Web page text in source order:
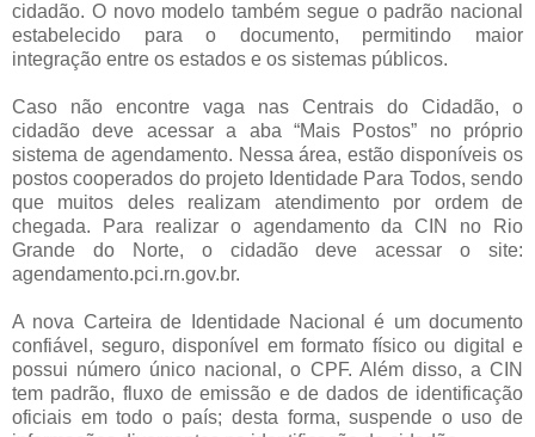
cidadão. O novo modelo também segue o padrão nacional
estabelecido para o documento, permitindo maior
integração entre os estados e os sistemas públicos.
Caso não encontre vaga nas Centrais do Cidadão, o
cidadão deve acessar a aba “Mais Postos” no próprio
sistema de agendamento. Nessa área, estão disponíveis os
postos cooperados do projeto Identidade Para Todos, sendo
que muitos deles realizam atendimento por ordem de
chegada. Para realizar o agendamento da CIN no Rio
Grande do Norte, o cidadão deve acessar o site:
agendamento.pci.rn.gov.br.
A nova Carteira de Identidade Nacional é um documento
confiável, seguro, disponível em formato físico ou digital e
possui número único nacional, o CPF. Além disso, a CIN
tem padrão, fluxo de emissão e de dados de identificação
oficiais em todo o país; desta forma, suspende o uso de